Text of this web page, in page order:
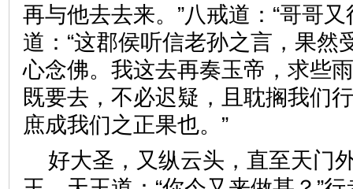
再与他去去来。”八戒道：“哥哥
道：“这郡侯听信老孙之言，果然
心念佛。我这去再奏玉帝，求些
既要去，不必迟疑，且耽搁我们
庶成我们之正果也。”
好大圣，又纵云头，直至天门